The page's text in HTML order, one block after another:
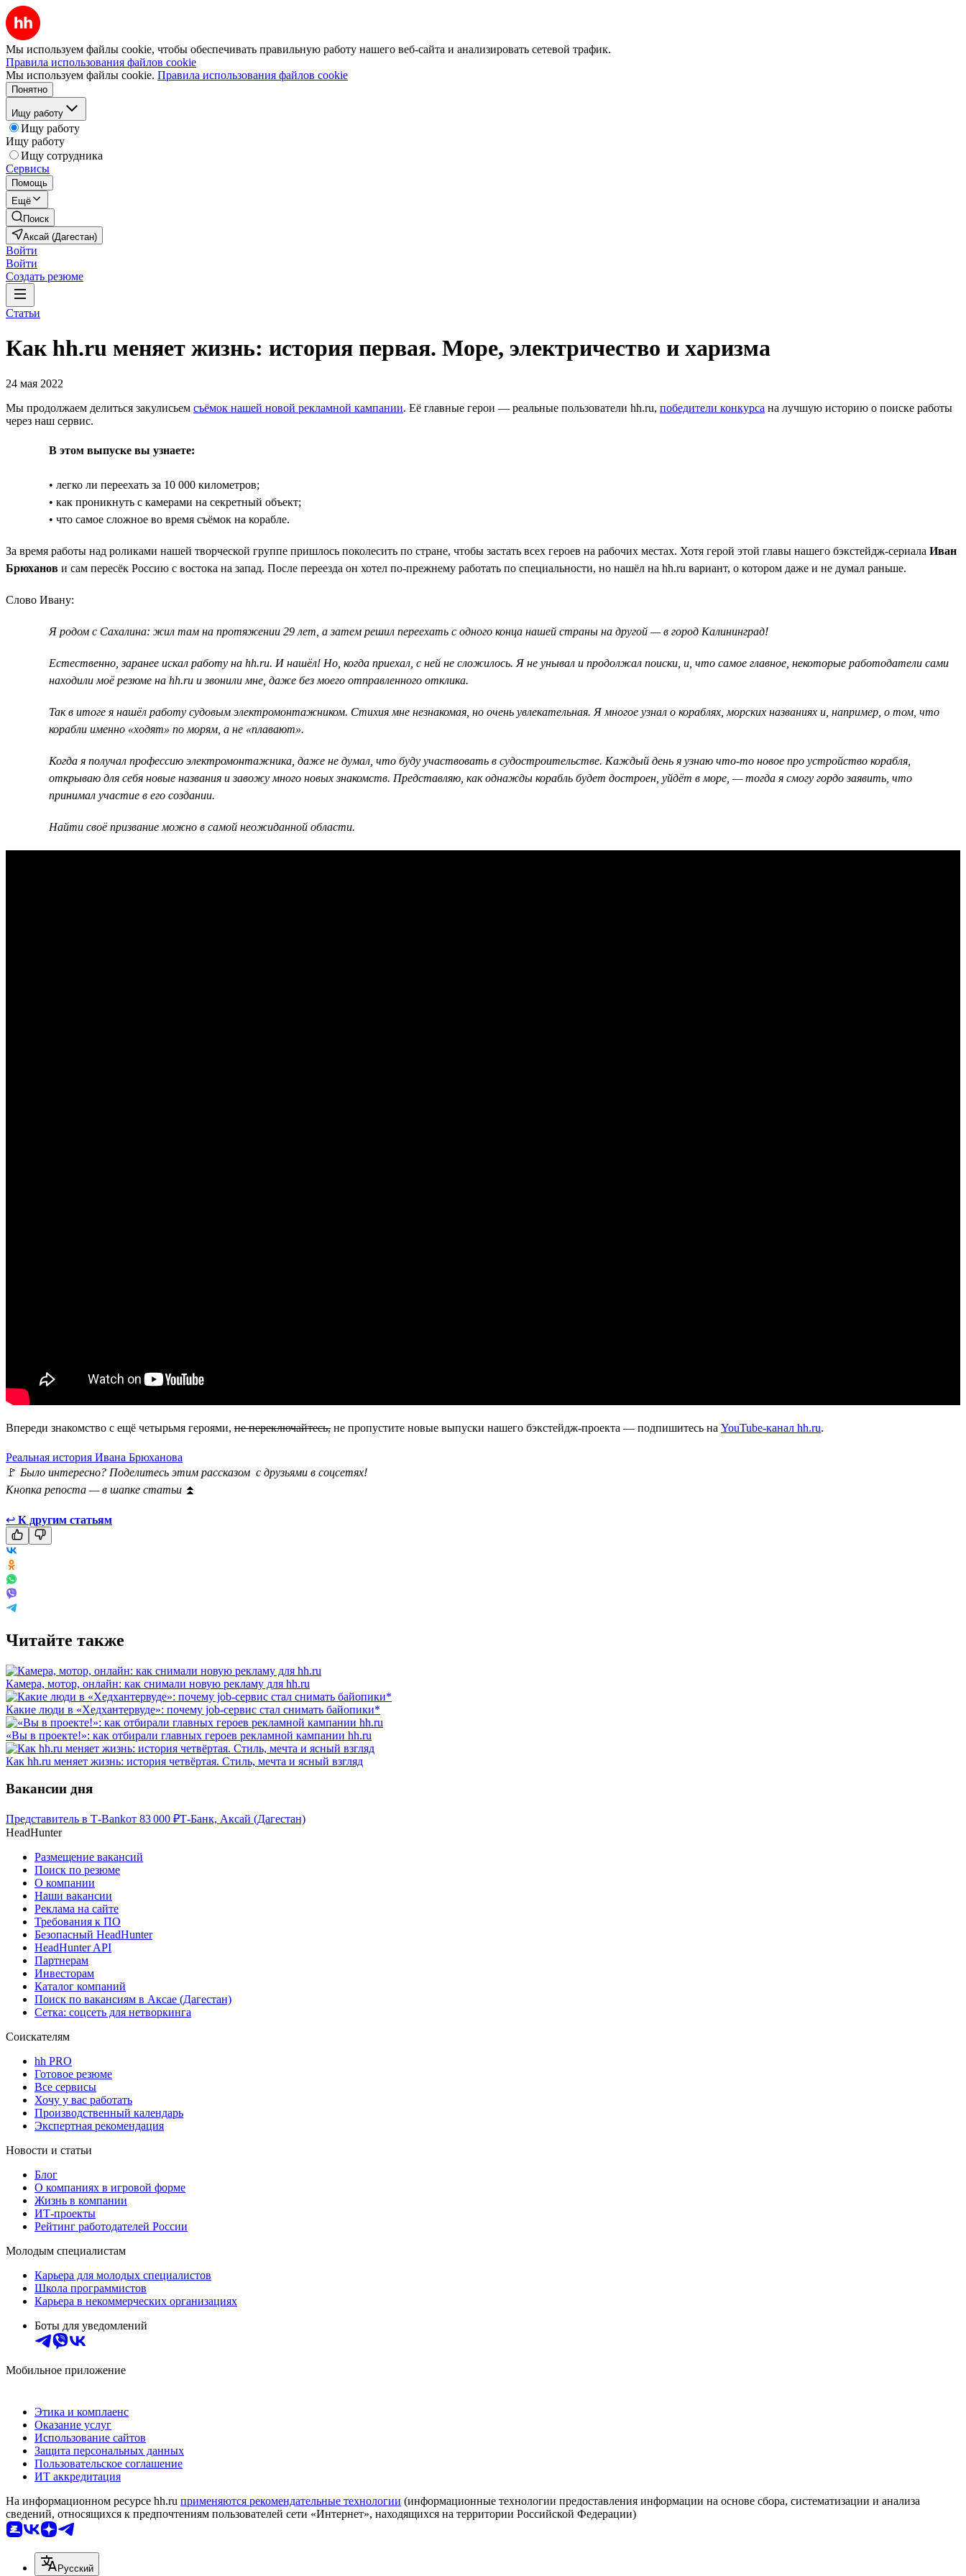
Мы используем файлы cookie, чтобы обеспечивать правильную работу нашего веб-сайта и анализировать сетевой трафик.
Правила использования файлов cookie
Мы используем файлы cookie. Правила использования файлов cookie
Понятно
Ищу работу
Ищу работу
Ищу работу
Ищу сотрудника
Сервисы
Помощь
Ещё
Поиск
Аксай (Дагестан)
Войти
Войти
Создать резюме
Статьи
Как hh.ru меняет жизнь: история первая. Море, электричество и харизма
24 мая 2022
Мы продолжаем делиться закулисьем съёмок нашей новой рекламной кампании. Её главные герои — реальные пользователи hh.ru, победители конкурса на лучшую историю о поиске работы
через наш сервис.
В этом выпуске вы узнаете:
• легко ли переехать за 10 000 километров;
• как проникнуть с камерами на секретный объект;
• что самое сложное во время съёмок на корабле.
За время работы над роликами нашей творческой группе пришлось поколесить по стране, чтобы застать всех героев на рабочих местах. Хотя герой этой главы нашего бэкстейдж-сериала Иван
Брюханов и сам пересёк Россию с востока на запад. После переезда он хотел по-прежнему работать по специальности, но нашёл на hh.ru вариант, о котором даже и не думал раньше.
Слово Ивану:
Я родом с Сахалина: жил там на протяжении 29 лет, а затем решил переехать с одного конца нашей страны на другой — в город Калининград!
Естественно, заранее искал работу на hh.ru. И нашёл! Но, когда приехал, с ней не сложилось. Я не унывал и продолжал поиски, и, что самое главное, некоторые работодатели сами
находили моё резюме на hh.ru и звонили мне, даже без моего отправленного отклика.
Так в итоге я нашёл работу судовым электромонтажником. Стихия мне незнакомая, но очень увлекательная. Я многое узнал о кораблях, морских названиях и, например, о том, что
корабли именно «ходят» по морям, а не «плавают».
Когда я получал профессию электромонтажника, даже не думал, что буду участвовать в судостроительстве. Каждый день я узнаю что-то новое про устройство корабля,
открываю для себя новые названия и завожу много новых знакомств. Представляю, как однажды корабль будет достроен, уйдёт в море, — тогда я смогу гордо заявить, что
принимал участие в его создании.
Найти своё призвание можно в самой неожиданной области.
Впереди знакомство с ещё четырьмя героями, не переключайтесь, не пропустите новые выпуски нашего бэкстейдж-проекта — подпишитесь на YouTube-канал hh.ru.
Реальная история Ивана Брюханова
🚩 Было интересно? Поделитесь этим рассказом с друзьями в соцсетях!
Кнопка репоста — в шапке статьи ⏫
↩ К другим статьям
Читайте также
Камера, мотор, онлайн: как снимали новую рекламу для hh.ru
Какие люди в «Хедхантервуде»: почему job-сервис стал снимать байопики*
«Вы в проекте!»: как отбирали главных героев рекламной кампании hh.ru
Как hh.ru меняет жизнь: история четвёртая. Стиль, мечта и ясный взгляд
Вакансии дня
Представитель в Т-Bankот 83 000 ₽Т-Банк, Аксай (Дагестан)
HeadHunter
Размещение вакансий
Поиск по резюме
О компании
Наши вакансии
Реклама на сайте
Требования к ПО
Безопасный HeadHunter
HeadHunter API
Партнерам
Инвесторам
Каталог компаний
Поиск по вакансиям в Аксае (Дагестан)
Сетка: соцсеть для нетворкинга
Соискателям
hh PRO
Готовое резюме
Все сервисы
Хочу у вас работать
Производственный календарь
Экспертная рекомендация
Новости и статьи
Блог
О компаниях в игровой форме
Жизнь в компании
ИТ-проекты
Рейтинг работодателей России
Молодым специалистам
Карьера для молодых специалистов
Школа программистов
Карьера в некоммерческих организациях
Боты для уведомлений
Мобильное приложение
Этика и комплаенс
Оказание услуг
Использование сайтов
Защита персональных данных
Пользовательское соглашение
ИТ аккредитация
На информационном ресурсе hh.ru применяются рекомендательные технологии (информационные технологии предоставления информации на основе сбора, систематизации и анализа
сведений, относящихся к предпочтениям пользователей сети «Интернет», находящихся на территории Российской Федерации)
Русский